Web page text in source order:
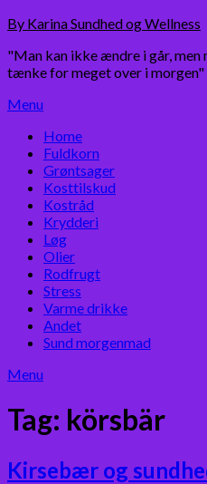
Skip
content
By Karina Sundhed og Wellness
"Man kan ikke ændre i går, men
tænke for meget over i morgen"
Menu
Home
Fuldkorn
Grøntsager
Kosttilskud
Kostråd
Krydderi
Løg
Olier
Rodfrugt
Stress
Varme drikke
Andet
Sund morgenmad
Menu
Tag: körsbär
Kirsebær og